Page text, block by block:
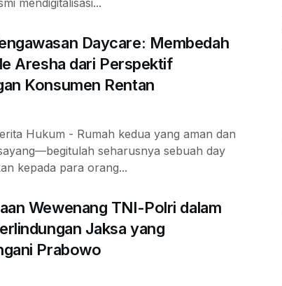
mendigitalisasi...
Daycare: Membedah
Aresha dari Perspektif
Konsumen Rentan
Hukum - Rumah kedua yang aman dan
seharusnya sebuah day
kepada para orang...
Wewenang TNI-Polri dalam
Jaksa yang
Prabowo